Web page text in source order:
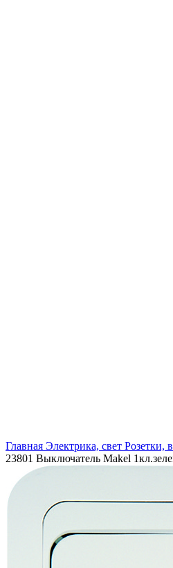
Главная Электрика, свет Розетки,
23801 Выключатель Makel